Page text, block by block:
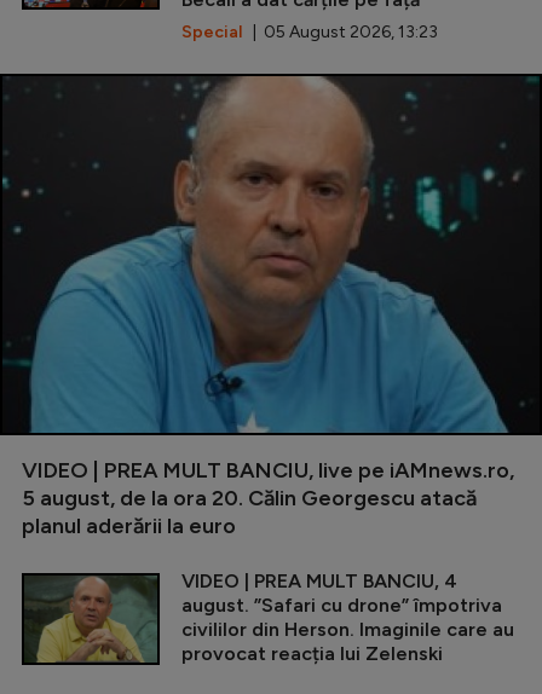
Special | 05 August 2026, 13:23
VIDEO | PREA MULT BANCIU, live pe iAMnews.ro,
5 august, de la ora 20. Călin Georgescu atacă
planul aderării la euro
VIDEO | PREA MULT BANCIU, 4
august. ”Safari cu drone” împotriva
civililor din Herson. Imaginile care au
provocat reacția lui Zelenski